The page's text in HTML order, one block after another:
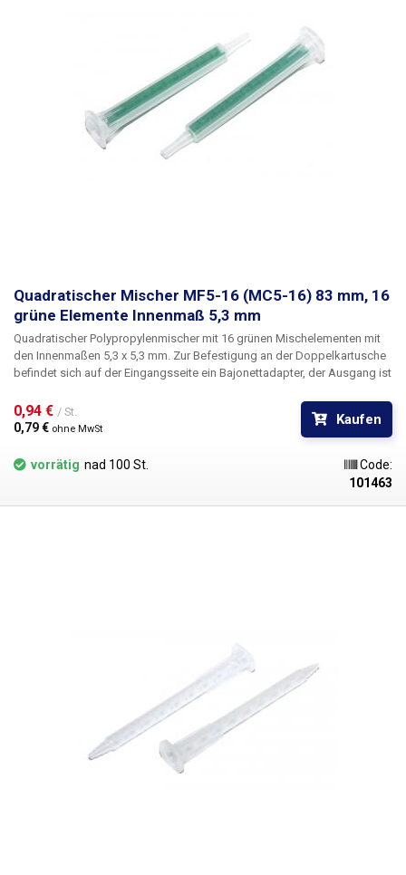
Quadratischer Mischer MF5-16 (MC5-16) 83 mm, 16
grüne Elemente Innenmaß 5,3 mm
Quadratischer Polypropylenmischer mit 16 grünen Mischelementen mit
den Innenmaßen 5,3 x 5,3 mm. Zur Befestigung an der Doppelkartusche
befindet sich auf der Eingangsseite ein Bajonettadapter, der Ausgang ist
0,94 € / St.
0,79 € ohne MwSt
Kaufen
vorrätig nad 100 St.
Code:
101463